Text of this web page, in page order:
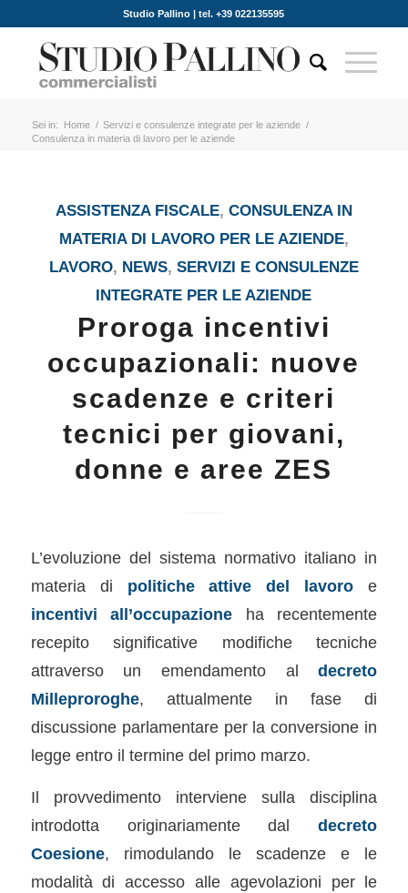
Studio Pallino | tel. +39 022135595
Sei in: Home / Servizi e consulenze integrate per le aziende /
Consulenza in materia di lavoro per le aziende
ASSISTENZA FISCALE, CONSULENZA IN
MATERIA DI LAVORO PER LE AZIENDE,
LAVORO, NEWS, SERVIZI E CONSULENZE
INTEGRATE PER LE AZIENDE
Proroga incentivi
occupazionali: nuove
scadenze e criteri
tecnici per giovani,
donne e aree ZES
L’evoluzione del sistema normativo italiano in
materia di politiche attive del lavoro e
incentivi all’occupazione ha recentemente
recepito significative modifiche tecniche
attraverso un emendamento aldecreto
Milleproroghe, attualmente in fase di
discussione parlamentare per la conversione in
legge entro il termine del primo marzo.
Il provvedimento interviene sulla disciplina
introdotta originariamente daldecreto
Coesione, rimodulando le scadenze e le
modalità di accesso alle agevolazioni per le